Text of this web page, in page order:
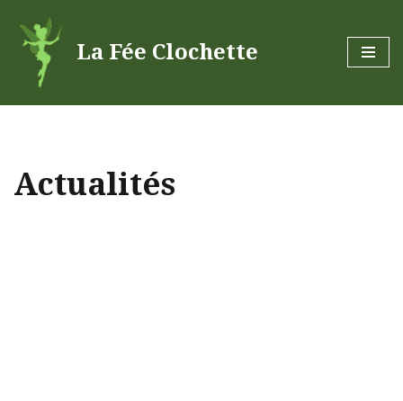
Aller
contenu
La Fée Clochette
Actualités